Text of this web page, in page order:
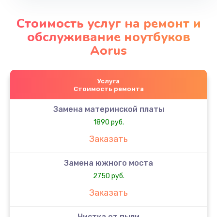
Стоимость услуг на ремонт и
обслуживание ноутбуков
Aorus
Услуга
Стоимость ремонта
Замена материнской платы
1890 руб.
Заказать
Замена южного моста
2750 руб.
Заказать